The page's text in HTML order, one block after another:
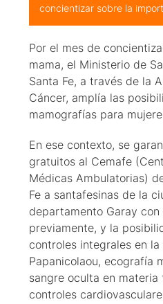
concientizar sobre la
Por el mes de
mama, el Ministerio de
Santa Fe, a través de la
Cáncer, amplía las
mamografías para
En ese contexto, se
gratuitos al Cemafe
Médicas Ambulatorias)
Fe a santafesinas de la
departamento Garay
previamente, y la
controles integrales en la
Papanicolaou, ecografía
sangre oculta en materia
controles